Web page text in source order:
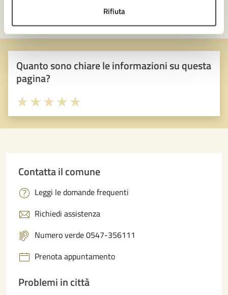
Rifiuta
Quanto sono chiare le informazioni su questa
pagina?
Valuta 5 stelle su 5
Valuta 4 stelle su 5
Valuta 3 stelle su 5
Valuta 2 stelle su 5
Valuta 1 stelle su 5
Contatta il comune
Leggi le domande frequenti
Richiedi assistenza
Numero verde 0547-356111
Prenota appuntamento
Problemi in città